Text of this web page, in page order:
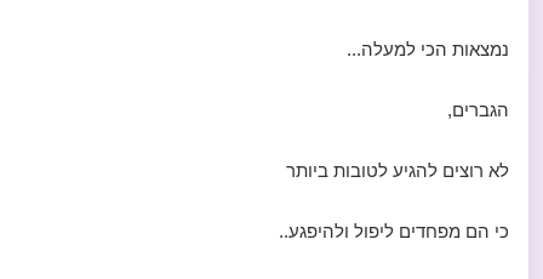
נמצאות הכי למעלה...
הגברים,
לא רוצים להגיע לטובות ביותר
כי הם מפחדים ליפול ולהיפגע..